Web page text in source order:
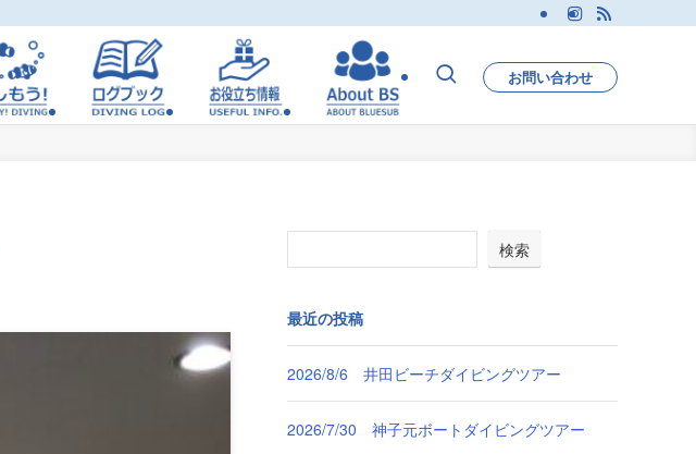
お問い合わせ
検索
最近の投稿
2026/8/6 井田ビーチダイビングツアー
2026/7/30 神子元ボートダイビングツアー